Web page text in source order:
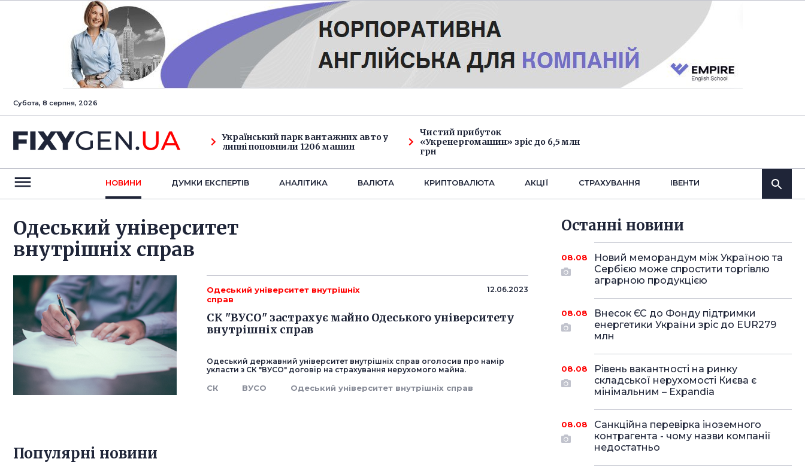
Субота, 8 серпня, 2026
Український парк вантажних авто у
липні поповнили 1206 машин
Чистий прибуток
«Укренергомашин» зріс до 6,5 млн
грн
НОВИНИ ДУМКИ ЕКСПЕРТIВ АНАЛIТИКА ВАЛЮТА КРИПТОВАЛЮТА АКЦІЇ СТРАХУВАННЯ IВЕНТИ
Одеський університет
внутрішніх справ
Одеський університет внутрішніх
справ
12.06.2023
СК "ВУСО" застрахує майно Одеського університету
внутрішніх справ
Одеський державний університет внутрішніх справ оголосив про намір
укласти з СК "ВУСО" договір на страхування нерухомого майна.
СК ВУСО Одеський університет внутрішніх справ
Популярнi новини
Останнi новини
08.08
Новий меморандум між Україною та
Сербією може спростити торгівлю
аграрною продукцією
08.08
Внесок ЄС до Фонду підтримки
енергетики України зріс до EUR279
млн
08.08
Рівень вакантності на ринку
складської нерухомості Києва є
мінімальним – Expandia
08.08
Санкційна перевірка іноземного
контрагента - чому назви компанії
недостатньо